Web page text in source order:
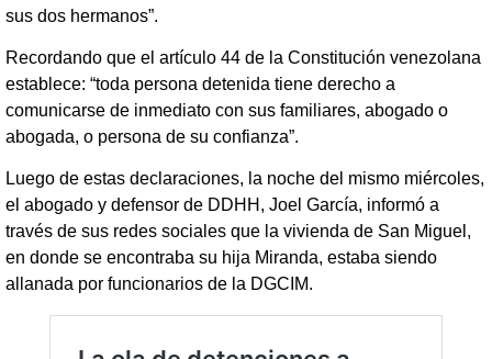
sus dos hermanos”.
Recordando que el artículo 44 de la Constitución venezolana
establece: “toda persona detenida tiene derecho a
comunicarse de inmediato con sus familiares, abogado o
abogada, o persona de su confianza”.
Luego de estas declaraciones, la noche del mismo miércoles,
el abogado y defensor de DDHH, Joel García, informó a
través de sus redes sociales que la vivienda de San Miguel,
en donde se encontraba su hija Miranda, estaba siendo
allanada por funcionarios de la DGCIM.